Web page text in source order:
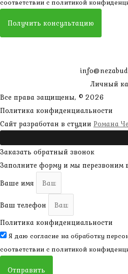
соответствии с политикой
Получить консультацию
Личный
Все права защищены, © 2026
Политика конфиденциальности
Сайт разработан в студии Романа
Заказать обратный звонок
Заполните форму и мы перезвоним
Ваше имя
Ваш телефон
Политика конфиденциальности
Я даю согласие на обработку
соответствии с политикой
Отправить